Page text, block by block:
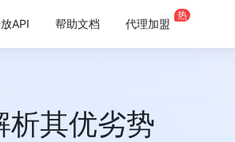
API 帮助文档 代理加盟
热
析其优劣势